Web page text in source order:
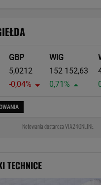
GBP
5,0212
-0,04%
WIG
152 152,63
0,71%
Notowania dostarcza VIA24ONLINE
TECHNICE